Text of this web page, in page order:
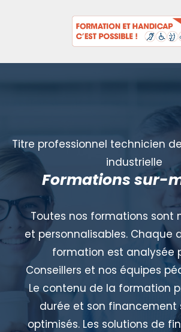
Titre professionnel technicien
industrielle
Formations sur-
Toutes nos formations sont
et personnalisables. Chaque
formation est analysée
Conseillers et nos équipes
Le contenu de la formation
durée et son financement
optimisés. Les solutions de